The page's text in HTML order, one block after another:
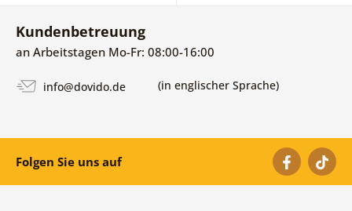
Kundenbetreuung
an Arbeitstagen Mo-Fr: 08:00-16:00
info@dovido.de (in englischer Sprache)
Folgen Sie uns auf